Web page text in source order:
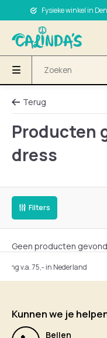
Fysieke winkel in Den Haag
Terug
Producten
dress
Filters
Geen producten
v.a. 75,- in Nederland
Kunnen we je
Bellen